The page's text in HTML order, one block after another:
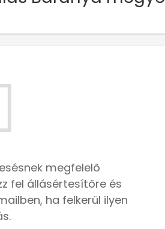
megfelelő
fel állásértesítőre és
ha felkerül ilyen